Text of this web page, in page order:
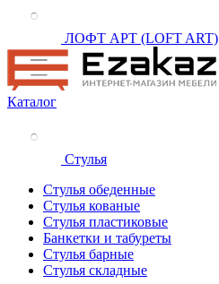
ЛОФТ АРТ (LOFT ART)
Каталог
Стулья
Стулья обеденные
Стулья кованые
Стулья пластиковые
Банкетки и табуреты
Стулья барные
Стулья складные